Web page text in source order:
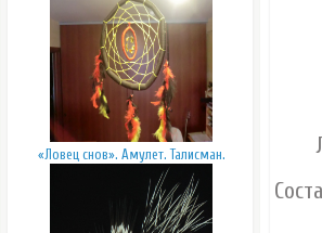
«Ловец снов». Амулет. Талисман.